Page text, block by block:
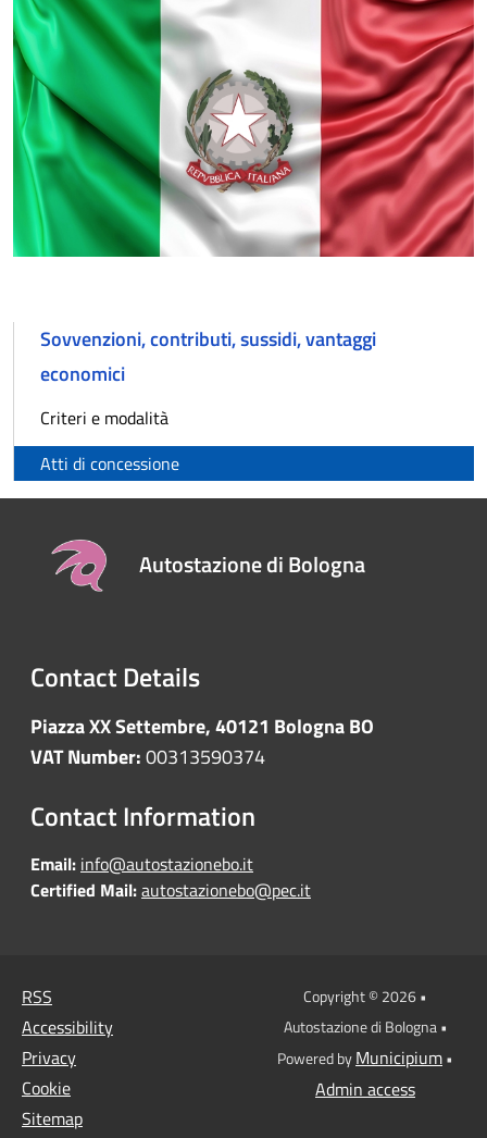
Sovvenzioni, contributi, sussidi, vantaggi
economici
Criteri e modalità
Atti di concessione
Autostazione di Bologna
Contact Details
Piazza XX Settembre, 40121 Bologna BO
VAT Number:00313590374
Contact Information
Email: info@autostazionebo.it
Certified Mail:autostazionebo@pec.it
RSS
Accessibility
Privacy
Cookie
Sitemap
Copyright © 2026 •
Autostazione di Bologna •
Powered byMunicipium•
Admin access